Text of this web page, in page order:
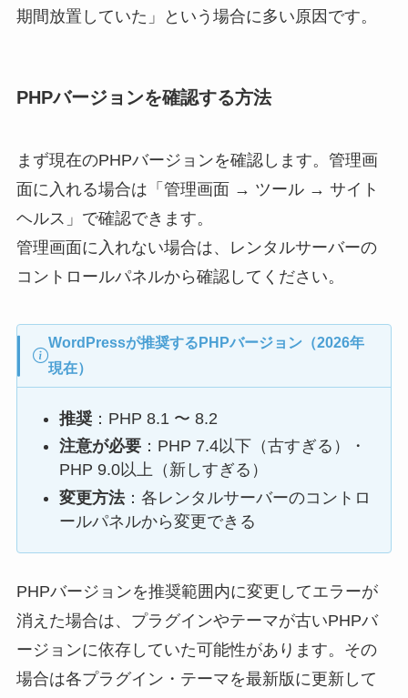
期間放置していた」という場合に多い原因です。
PHPバージョンを確認する方法
まず現在のPHPバージョンを確認します。管理画
面に入れる場合は「管理画面 → ツール → サイト
ヘルス」で確認できます。
管理画面に入れない場合は、レンタルサーバーの
コントロールパネルから確認してください。
WordPressが推奨するPHPバージョン（2026年
現在）
推奨 ：PHP 8.1 〜 8.2
注意が必要 ：PHP 7.4以下（古すぎる）・
PHP 9.0以上（新しすぎる）
変更方法：各レンタルサーバーのコントロ
ールパネルから変更できる
PHPバージョンを推奨範囲内に変更してエラーが
消えた場合は、プラグインやテーマが古いPHPバ
ージョンに依存していた可能性があります。その
場合は各プラグイン・テーマを最新版に更新して